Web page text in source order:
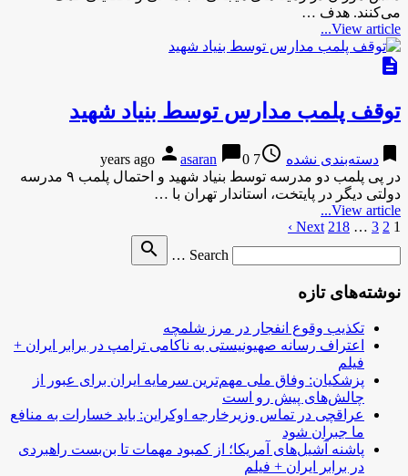
می‌کنند. هدف …
View article...
description
توقف پلمب مدارس توسط بنیاد شهید
bookmark دسته‌بندی نشده access_time
7 years ago
person asaran chat_bubble0
در پی پلمب دو مدرسه توسط بنیاد شهید و احتمال پلمب ۹ مدرسه
دولتی دیگر در پایتخت، استاندار تهران با …
View article...
صفحه‌بندی
1
2
3
…
218
Next ›
Search …
search
نوشته‌های تازه
تکذیب وقوع انفجار در مرز شلمچه
اعتراف رسانه صهیونیستی به ناکامی ترامپ در برابر ایران +
فیلم
پزشکیان: وفاق ملی مهم‌ترین سرمایه ایران برای عبور از
چالش‌های پیش رو است
عراقچی در تماس وزیرخارجه اوکراین: باید خسارات به منافع
ما جبران شود
پاشنه آشیل‌های آمریکا؛ از کمبود مهمات تا بن‌بست راهبردی
در برابر ایران + فیلم